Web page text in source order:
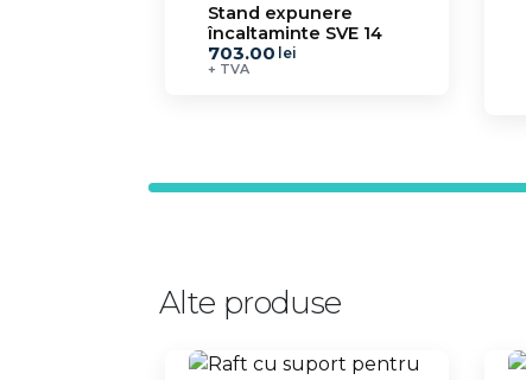
Stand expunere
încaltaminte SVE 14
703.00 lei
+ TVA
Alte produse